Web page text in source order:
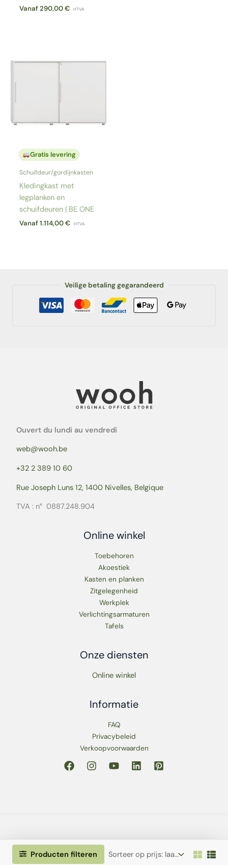
Producten filteren
Vanaf290,00€ HTVA
Gratis levering
Schuifdeur/gordijnkasten
Kledingkast met
legplanken en
schuifdeuren | BE ONE
Vanaf1.114,00€ HTVA
Veilige betaling gegarandeerd
Ouvert du lundi au vendredi
web@wooh.be
+32 2 389 10 60
Rue Joseph Luns 12, 1400 Nivelles, Belgique
TVA : n° 0887.248.904
Online winkel
Toebehoren
Akoestiek
Kasten en planken
Zitgelegenheid
Werkplek
Verlichtingsarmaturen
Tafels
Onze diensten
Online winkel
Informatie
FAQ
Privacybeleid
Verkoopvoorwaarden
Copyright © 2026 Wooh Original Office Store